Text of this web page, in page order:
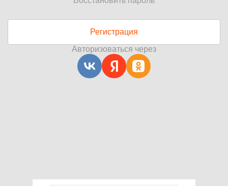
Регистрация
Авторизоваться через